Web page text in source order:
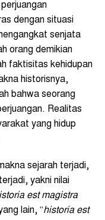
dengan situasi
senjata
orang demikian
faktisitas kehidupan
historisnya,
bahwa seorang
Realitas
yang hidup
sejarah terjadi,
yakni nilai
est magistra
lain, “historia est